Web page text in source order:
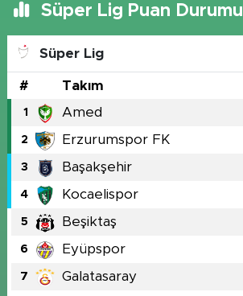
Süper Lig Puan Durumu
Süper Lig
# Takım
1 Amed
2 Erzurumspor FK
3 Başakşehir
4 Kocaelispor
5 Beşiktaş
6 Eyüpspor
7 Galatasaray